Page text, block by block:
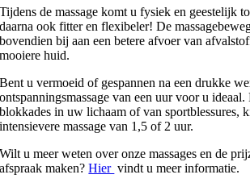
Tijdens de massage komt u fysiek en geestelijk
daarna ook fitter en flexibeler! De
bovendien bij aan een betere afvoer van
mooiere huid.
Bent u vermoeid of gespannen na een drukke
ontspanningsmassage van een uur voor u
blokkades in uw lichaam of van sportblessures,
intensievere massage van 1,5 of 2 uur.
Wilt u meer weten over onze massages en de
afspraak maken?Hier vindt u meer informatie.